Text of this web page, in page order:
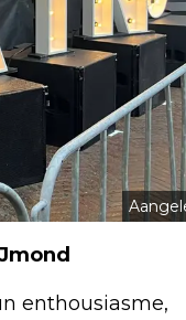
enthousiasme,